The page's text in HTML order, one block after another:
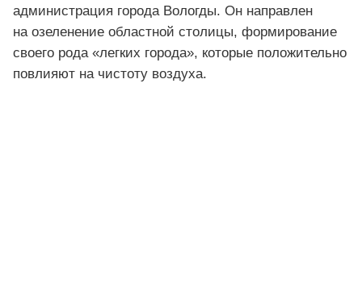
администрация города Вологды. Он направлен
на озеленение областной столицы, формирование
своего рода «легких города», которые положительно
повлияют на чистоту воздуха.